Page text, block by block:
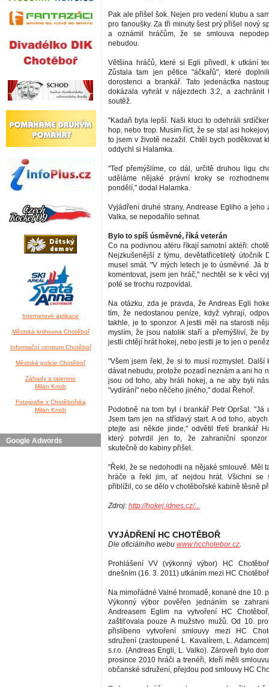
Internetové aplikace
Městská knihovna Chotěboř
Informační centrum Chotěboř
Městská policie Chotěboř
Záhady a tajemno
Milan Knob
Fotografie z Chotěbořska
Milan Knob
Google Adwords
Pak ale přišel šok. Nejen pro vedení klubu a
pro fanoušky. Za tři minuty šest prý přišel nový
a oznámil hráčům, že se smlouva
nebudou.
Většina hráčů, které si Egli přivedl, k utkání
Zůstala tam jen pětice "áčkařů", které
dorostenci a brankář. Tato jedenáctka
dokázala vyhrát v nájezdech 3:2, a zachránit
soutěž.
"Kadaň byla lepší. Naši kluci to odehráli
hop, nebo trop. Musím říct, že se stal asi
to jsem v životě nezažil. Chtěl bych poděkovat
oddychl si Halamka.
"Teď přemýšlíme, co dál, určitě druhou ligu
uděláme nějaké právní kroky se
pondělí," dodal Halamka.
Vyjádření druhé strany, Andrease Egliho a jeho
Valka, se nepodařilo sehnat.
Bylo to spíš úsměvné, říká veterán
Co na podivnou aféru říkají samotní aktéři:
Nejzkušenější z týmu, devětatřicetiletý útočník
musel smát. "V mých letech je to úsměvné. Já
komentovat, jsem jen hráč," nechtěl se k věci
poté se trochu rozpovídal.
Na otázku, zda je pravda, že Andreas Egli
tím, že nedostanou peníze, když vyhrají,
takhle, je to sponzor. A jestli měl na starosti
myslím, že jsou natolik staří a přemýšliví, že
jestli chtějí hrát hokej, nebo jestli je to jen o
"Všem jsem řekl, že si to musí rozmyslet. Další
dávat nebudu, protože pozadí neznám a ani ho
jsou od toho, aby hráli hokej, a ne aby byli
"vydírání" nebo něčeho jiného," dodal Řehoř.
Podobně na tom byl i brankář Petr Opršal. "Já
Jsem tam jen na střídavý start. A od toho,
ptejte asi někde jinde," odvětil třetí brankář
který potvrdil jen to, že zahraniční
skutečně do kabiny přišel.
"Řekl, že se nedohodli na nějaké smlouvě. Měl
hráče a řekl jim, ať nejdou hrát. Všichni se
přiblížil, co se dělo v chotěbořské kabině těsně
Zdroj: http://hokej.idnes.cz/...
VYJÁDŘENÍ HC CHOTĚBOŘ
Dle oficiálního webu www.hcchotebor.cz.
Prohlášení VV (výkonný výbor) HC
dnešním (16. 3. 2011) utkáním mezi HC
Na mimořádné Valné hromadě, konané dne 10.
Výkonný výbor pověřen jednáním se
Andreasem Eglim na vytvoření HC
zaštiťovala pouze A mužstvo mužů. Od 10.
přislíbeno vytvoření smlouvy mezi HC
sdružení (zastoupené L. Kavalírem, L.
s.r.o­. (Andreas Engli, L. Valko). Zároveň bylo
prosince 2010 hráči a trenéři, kteří měli
občanské sdružení, přejdou pod smlouvy HC